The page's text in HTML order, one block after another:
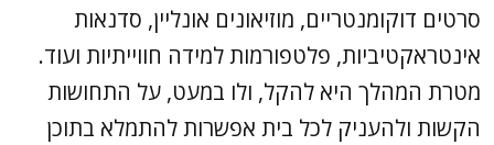
סרטים דוקומנטריים, מוזיאונים אונליין, סדנאות
אינטראקטיביות, פלטפורמות למידה חווייתיות ועוד.
מטרת המהלך היא להקל, ולו במעט, על התחושות
הקשות ולהעניק לכל בית אפשרות להתמלא בתוכן